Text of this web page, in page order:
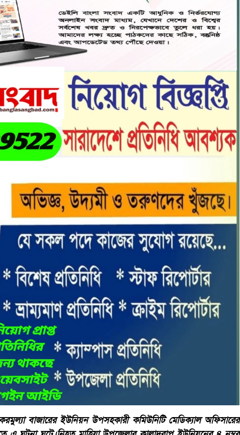
বাজারের ইউনিয়ন উপসহকারী কমিউনিটি মেডিক্যাল অফিসারের